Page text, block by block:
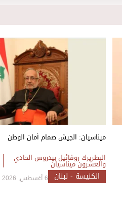
ميناسيان: الجيش صمام أمان الوطن
البطريرك روفائيل بيدروس الحادي
والعشرون ميناسيان
الكنيسة - لبنان 6 أغسطس, 2026